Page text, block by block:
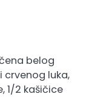
belog
crvenog luka,
1/2 kašičice